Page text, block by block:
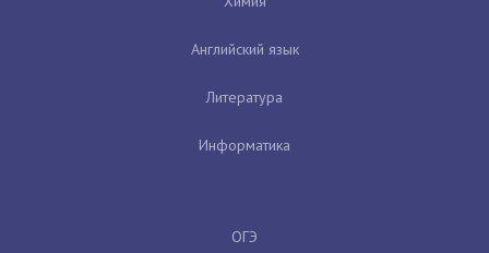
Английский язык
Литература
Информатика
ОГЭ